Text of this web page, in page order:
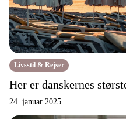
Livsstil & Rejser
Her er danskernes
24. januar 2025